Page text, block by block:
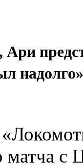
надолго»
матча